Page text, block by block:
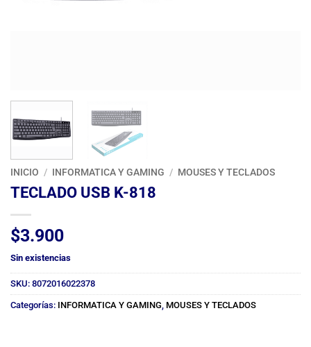
INICIO / INFORMATICA Y GAMING / MOUSES Y TECLADOS
TECLADO USB K-818
$3.900
Sin existencias
SKU: 8072016022378
Categorías: INFORMATICA Y GAMING MOUSES Y TECLADOS